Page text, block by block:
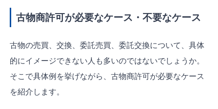
古物商許可が必要なケース・不要なケース
古物の売買、交換、委託売買、委託交換について、具体
的にイメージできない人も多いのではないでしょうか。
そこで具体例を挙げながら、古物商許可が必要なケース
を紹介します。